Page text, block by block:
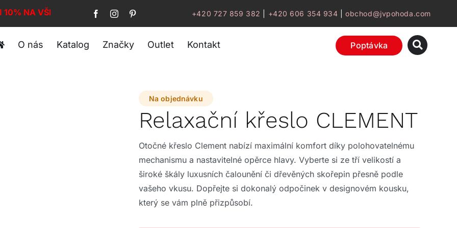
10% NA VŠE! +420 727 859 382 +420 606 354 934 |obchod@jvpohoda.com
O nás Katalog Značky Outlet Kontakt Poptávka
Na objednávku
Relaxační křeslo CLEMENT
Otočné křeslo Clement nabízí maximální komfort díky polohovatelnému
mechanismu a nastavitelné opěrce hlavy. Vyberte si ze tří velikostí a
široké škály luxusních čalounění či dřevěných skořepin přesně podle
vašeho vkusu. Dopřejte si dokonalý odpočinek v designovém kousku,
který se vám plně přizpůsobí.